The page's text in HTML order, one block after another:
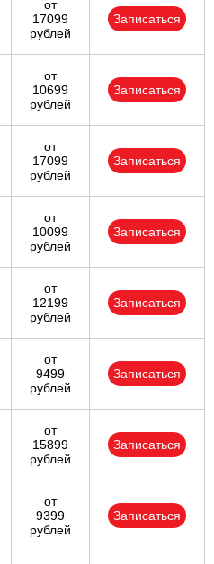
от
17099
рублей
Записаться
от
10699
рублей
Записаться
от
17099
рублей
Записаться
от
10099
рублей
Записаться
от
12199
рублей
Записаться
от
9499
рублей
Записаться
от
15899
рублей
Записаться
от
9399
рублей
Записаться